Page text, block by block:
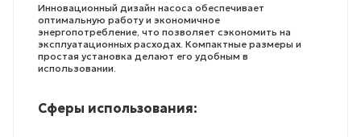
Инновационный дизайн насоса обеспечивает
оптимальную работу и экономичное
энергопотребление, что позволяет сэкономить на
эксплуатационных расходах. Компактные размеры и
простая установка делают его удобным в
использовании.
Сферы использования: